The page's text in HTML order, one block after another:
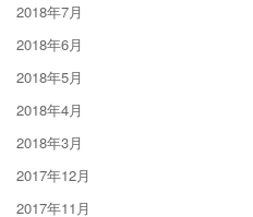
2018年7月
2018年6月
2018年5月
2018年4月
2018年3月
2017年12月
2017年11月